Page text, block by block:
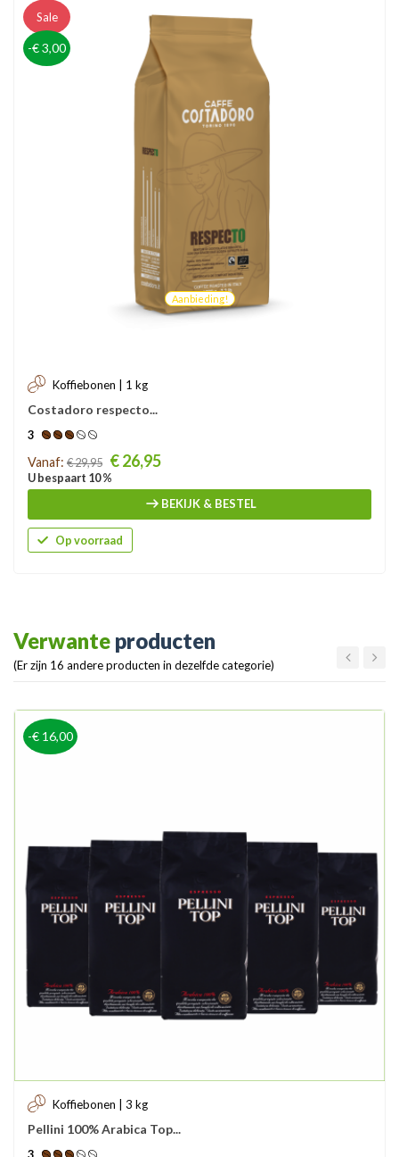
Sale
-€ 3,00
Aanbieding!
Koffiebonen | 1 kg
Costadoro respecto...
3
Prijs
Vanaf: € 29,95 € 26,95
U bespaart 10 %
BEKIJK & BESTEL
Op voorraad
Verwante producten
(Er zijn 16 andere producten in dezelfde categorie)
-€ 16,00
Koffiebonen | 3 kg
Pellini 100% Arabica Top...